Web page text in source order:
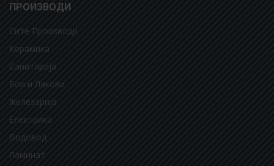
ПРОИЗВОДИ
Сите Производи
Керамика
Санитарија
Бои и Лакови
Железарија
Електрика
Водовод
Ламинат